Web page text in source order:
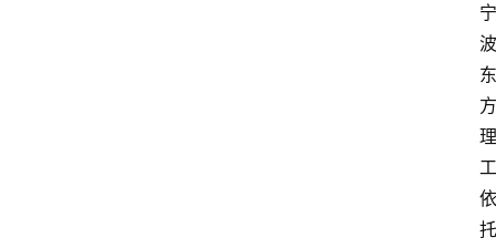
宁
波
东
方
理
工
依
托